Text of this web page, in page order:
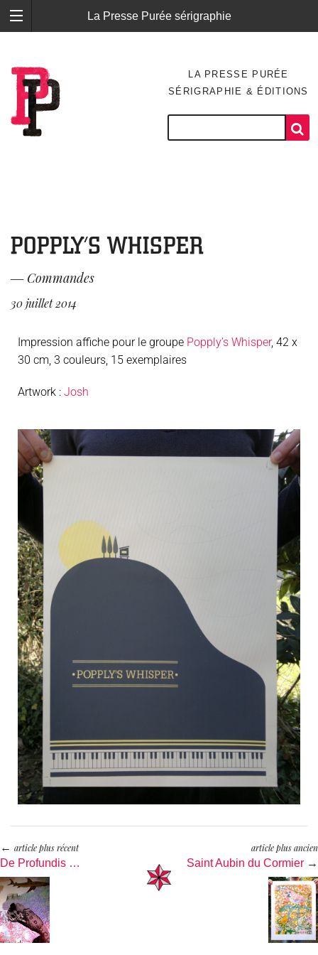
La Presse Purée sérigraphie
LA PRESSE PURÉE
SÉRIGRAPHIE & ÉDITIONS
POPPLY’S WHISPER
― Commandes
30 juillet 2014
Impression affiche pour le groupe Popply’s Whisper, 42 x
30 cm, 3 couleurs, 15 exemplaires
Artwork : Josh
← article plus récent
De Profundis …
article plus ancien
Saint Aubin du Cormier →